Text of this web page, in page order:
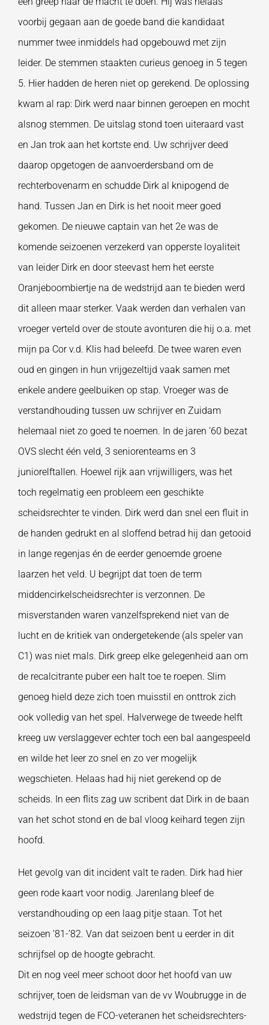
voorbij gegaan aan de goede band die kandidaat
nummer twee inmiddels had opgebouwd met zijn
leider. De stemmen staakten curieus genoeg in 5 tegen
5. Hier hadden de heren niet op gerekend. De oplossing
kwam al rap: Dirk werd naar binnen geroepen en mocht
alsnog stemmen. De uitslag stond toen uiteraard vast
en Jan trok aan het kortste end. Uw schrijver deed
daarop opgetogen de aanvoerdersband om de
rechterbovenarm en schudde Dirk al knipogend de
hand. Tussen Jan en Dirk is het nooit meer goed
gekomen. De nieuwe captain van het 2e was de
komende seizoenen verzekerd van opperste loyaliteit
van leider Dirk en door steevast hem het eerste
Oranjeboombiertje na de wedstrijd aan te bieden werd
dit alleen maar sterker. Vaak werden dan verhalen van
vroeger verteld over de stoute avonturen die hij o.a. met
mijn pa Cor v.d. Klis had beleefd. De twee waren even
oud en gingen in hun vrijgezeltijd vaak samen met
enkele andere geelbuiken op stap. Vroeger was de
verstandhouding tussen uw schrijver en Zuidam
helemaal niet zo goed te noemen. In de jaren ’60 bezat
OVS slecht één veld, 3 seniorenteams en 3
juniorelftallen. Hoewel rijk aan vrijwilligers, was het
toch regelmatig een probleem een geschikte
scheidsrechter te vinden. Dirk werd dan snel een fluit in
de handen gedrukt en al sloffend betrad hij dan getooid
in lange regenjas én de eerder genoemde groene
laarzen het veld. U begrijpt dat toen de term
middencirkelscheidsrechter is verzonnen. De
misverstanden waren vanzelfsprekend niet van de
lucht en de kritiek van ondergetekende (als speler van
C1) was niet mals. Dirk greep elke gelegenheid aan om
de recalcitrante puber een halt toe te roepen. Slim
genoeg hield deze zich toen muisstil en onttrok zich
ook volledig van het spel. Halverwege de tweede helft
kreeg uw verslaggever echter toch een bal aangespeeld
en wilde het leer zo snel en zo ver mogelijk
wegschieten. Helaas had hij niet gerekend op de
scheids. In een flits zag uw scribent dat Dirk in de baan
van het schot stond en de bal vloog keihard tegen zijn
hoofd.
Het gevolg van dit incident valt te raden. Dirk had hier
geen rode kaart voor nodig. Jarenlang bleef de
verstandhouding op een laag pitje staan. Tot het
seizoen ’81-’82. Van dat seizoen bent u eerder in dit
schrijfsel op de hoogte gebracht.
Dit en nog veel meer schoot door het hoofd van uw
schrijver, toen de leidsman van de vv Woubrugge in de
wedstrijd tegen de FCO-veteranen het scheidsrechters-